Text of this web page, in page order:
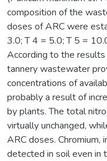
composition of the
doses of ARC were
3.0; T 4 = 5.0; T 5 =
According to the
tannery wastewater
concentrations of
probably a result of
by plants. The total
virtually unchanged,
ARC doses. Chromium,
detected in soil even in